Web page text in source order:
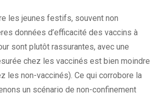
les jeunes festifs, souvent non
données d’efficacité des vaccins à
sont plutôt rassurantes, avec une
chez les vaccinés est bien moindre
les non-vaccinés). Ce qui corrobore la
un scénario de non-confinement